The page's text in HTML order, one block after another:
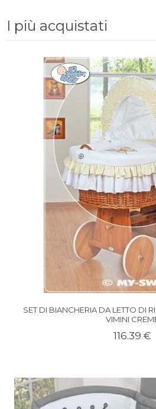
I più acquistati
SET DI BIANCHERIA DA LETTO DI
VIMINI
116.39 €